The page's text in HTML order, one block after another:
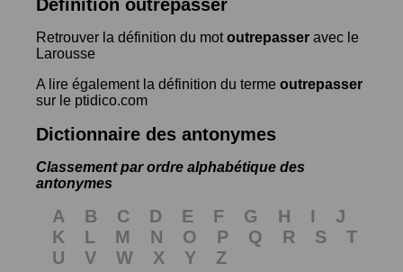
Définition outrepasser
Retrouver la définition du motoutrepasser avec le
Larousse
A lire également la définition du terme outrepasser
sur le ptidico.com
Dictionnaire des antonymes
Classement par ordre alphabétique des
antonymes
A B C D E F G H I
J
K
L M N O P Q R S
T
U
V W X Y Z